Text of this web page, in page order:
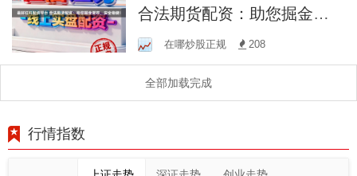
合法期货配资：助您掘金期
市，安全稳健！
在哪炒股正规 208
全部加载完成
行情指数